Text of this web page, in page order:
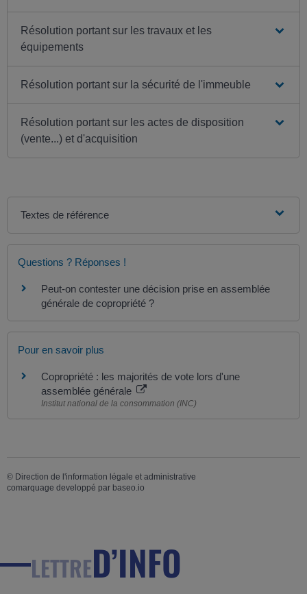
Résolution portant sur les travaux et les
équipements
Résolution portant sur la sécurité de l'immeuble
Résolution portant sur les actes de disposition
(vente...) et d'acquisition
Textes de référence
Questions ? Réponses !
Peut-on contester une décision prise en assemblée
générale de copropriété ?
Pour en savoir plus
Copropriété : les majorités de vote lors d'une
assemblée générale
Institut national de la consommation (INC)
© Direction de l'information légale et administrative
comarquage developpé par baseo.io
LETTRED’INFO